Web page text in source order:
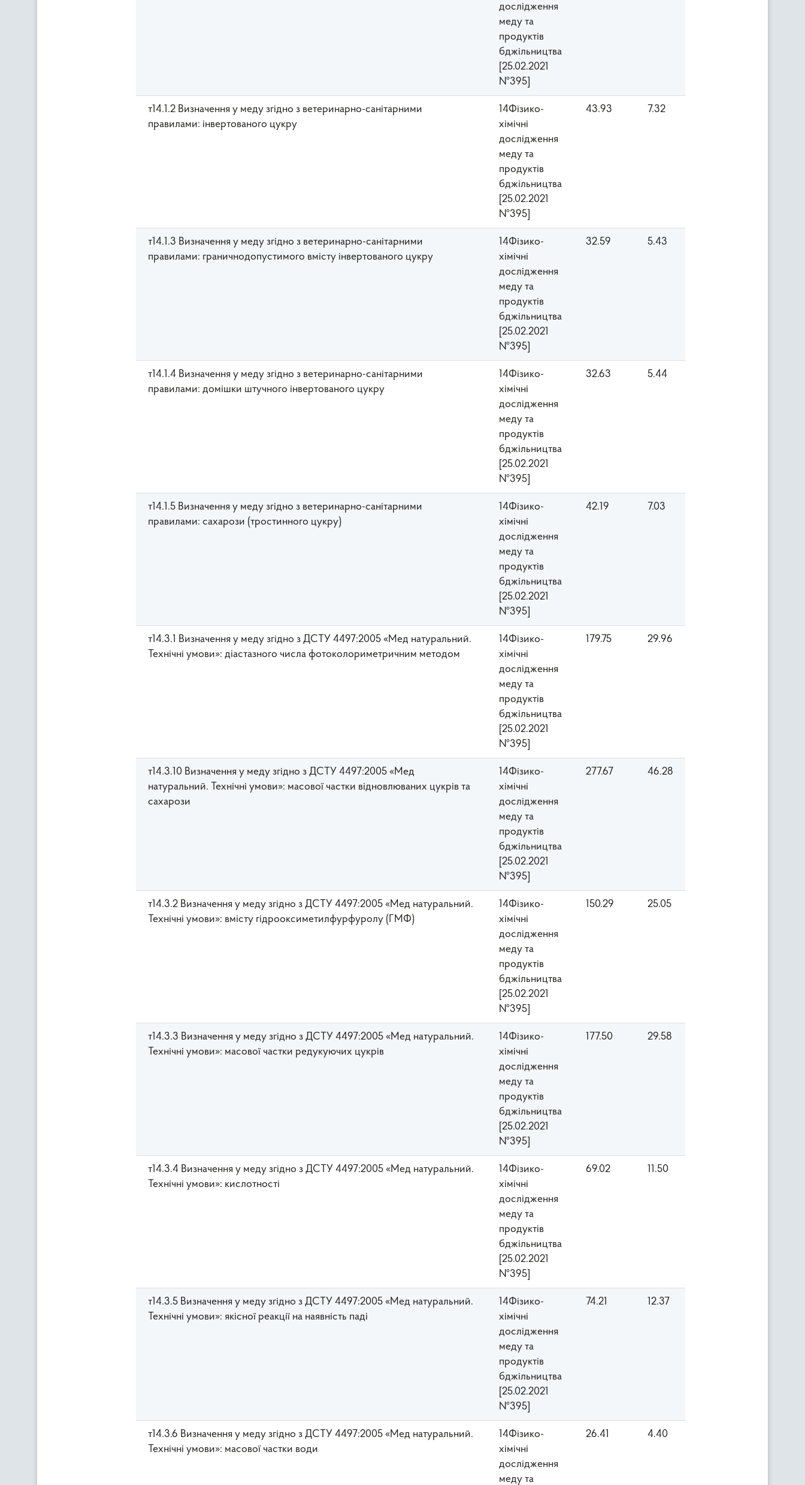
дослідження
меду та
прoдуктів
бджільництва
[25.02.2021
№395]
т14.1.2 Визначення у меду згідно з ветеринарно-санітарними
правилами: інвертованого цукру
14Фізико-
хімічні
дослідження
меду та
прoдуктів
бджільництва
[25.02.2021
№395]
43.93 7.32
т14.1.3 Визначення у меду згідно з ветеринарно-санітарними
правилами: граничнодопустимого вмісту інвертованого цукру
14Фізико-
хімічні
дослідження
меду та
прoдуктів
бджільництва
[25.02.2021
№395]
32.59 5.43
т14.1.4 Визначення у меду згідно з ветеринарно-санітарними
правилами: домішки штучного інвертованого цукру
14Фізико-
хімічні
дослідження
меду та
прoдуктів
бджільництва
[25.02.2021
№395]
32.63 5.44
т14.1.5 Визначення у меду згідно з ветеринарно-санітарними
правилами: сахарози (тростинного цукру)
14Фізико-
хімічні
дослідження
меду та
прoдуктів
бджільництва
[25.02.2021
№395]
42.19 7.03
т14.3.1 Визначення у меду згідно з ДСТУ 4497:2005 «Мед натуральний.
Технічні умови»: діастазного числа фотоколориметричним методом
14Фізико-
хімічні
дослідження
меду та
прoдуктів
бджільництва
[25.02.2021
№395]
179.75 29.96
т14.3.10 Визначення у меду згідно з ДСТУ 4497:2005 «Мед
натуральний. Технічні умови»: масової частки відновлюваних цукрів та
сахарози
14Фізико-
хімічні
дослідження
меду та
прoдуктів
бджільництва
[25.02.2021
№395]
277.67 46.28
т14.3.2 Визначення у меду згідно з ДСТУ 4497:2005 «Мед натуральний.
Технічні умови»: вмісту гідрооксиметилфурфуролу (ГМФ)
14Фізико-
хімічні
дослідження
меду та
прoдуктів
бджільництва
[25.02.2021
№395]
150.29 25.05
т14.3.3 Визначення у меду згідно з ДСТУ 4497:2005 «Мед натуральний.
Технічні умови»: масової частки редукуючих цукрів
14Фізико-
хімічні
дослідження
меду та
прoдуктів
бджільництва
[25.02.2021
№395]
177.50 29.58
т14.3.4 Визначення у меду згідно з ДСТУ 4497:2005 «Мед натуральний.
Технічні умови»: кислотності
14Фізико-
хімічні
дослідження
меду та
прoдуктів
бджільництва
[25.02.2021
№395]
69.02 11.50
т14.3.5 Визначення у меду згідно з ДСТУ 4497:2005 «Мед натуральний.
Технічні умови»: якісної реакції на наявність паді
14Фізико-
хімічні
дослідження
меду та
прoдуктів
бджільництва
[25.02.2021
№395]
74.21 12.37
т14.3.6 Визначення у меду згідно з ДСТУ 4497:2005 «Мед натуральний.
Технічні умови»: масової частки води
14Фізико-
хімічні
дослідження
меду та
26.41 4.40